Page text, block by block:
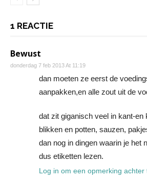
1 REACTIE
Bewust
donderdag 7 feb 2013 At 11:19
dan moeten ze eerst de
aanpakken,en alle zout uit de
dat zit giganisch veel in kant-en
blikken en potten, sauzen,
dan nog in dingen waarin je het
dus etiketten lezen.
Log in om een opmerking achter